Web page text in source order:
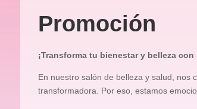
Promoción
¡Transforma tu bienestar y belleza
En nuestro salón de belleza y salud, nos
transformadora. Por eso, estamos